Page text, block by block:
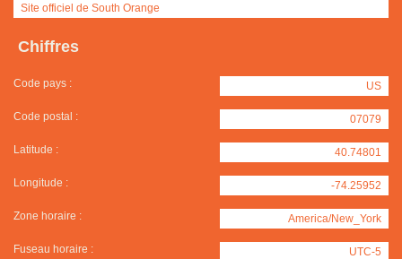
Site officiel de South Orange
Chiffres
Code pays : US
Code postal : 07079
Latitude : 40.74801
Longitude : -74.25952
Zone horaire : America/New_York
Fuseau horaire : UTC-5